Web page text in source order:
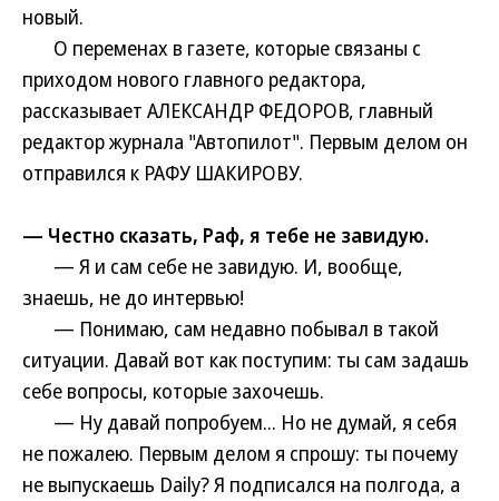
новый.
О переменах в газете, которые связаны с
приходом нового главного редактора,
рассказывает АЛЕКСАНДР ФЕДОРОВ, главный
редактор журнала "Автопилот". Первым делом он
отправился к РАФУ ШАКИРОВУ.
— Честно сказать, Раф, я тебе не завидую.
— Я и сам себе не завидую. И, вообще,
знаешь, не до интервью!
— Понимаю, сам недавно побывал в такой
ситуации. Давай вот как поступим: ты сам задашь
себе вопросы, которые захочешь.
— Ну давай попробуем... Но не думай, я себя
не пожалею. Первым делом я спрошу: ты почему
не выпускаешь Daily? Я подписался на полгода, а